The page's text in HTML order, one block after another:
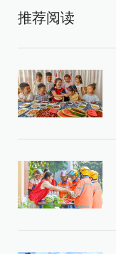
推荐阅读